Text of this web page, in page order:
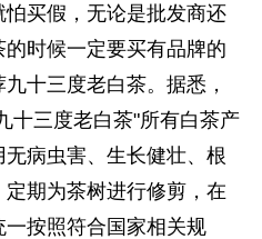
买假，无论是批发商还
时候一定要买有品牌的
十三度老白茶。据悉，
十三度老白茶"所有白茶产
病虫害、生长健壮、根
期为茶树进行修剪，在
一按照符合 国家相关规